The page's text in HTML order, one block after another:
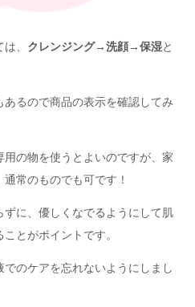
、 クレンジング→洗顔→保湿と
るので商品の表示を確認してみ
の物を使うとよいのですが、家
常のものでも可です！
に、優しくなでるようにして肌
とがポイントです。
のケアを忘れないようにしまし